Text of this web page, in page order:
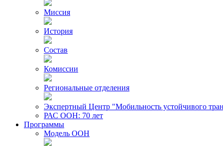
Миссия
История
Состав
Комиссии
Региональные отделения
Экспертный Центр "Мобильность устойчивого
РАС ООН: 70 лет
Программы
Модель ООН